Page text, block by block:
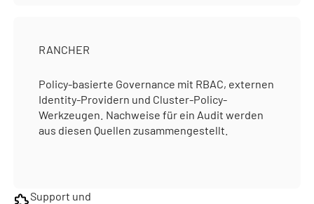
RANCHER
Policy-basierte Governance mit RBAC, externen
Identity-Providern und Cluster-Policy-
Werkzeugen. Nachweise für ein Audit werden
aus diesen Quellen zusammengestellt.
Support und